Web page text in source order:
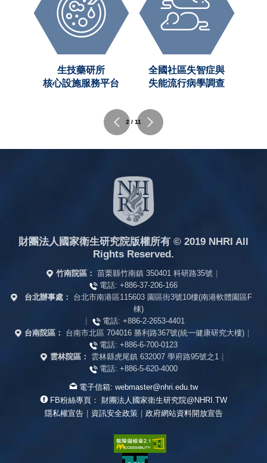
生技藥研所
核心設施服務平台
全國社區失智症與
失能流行病學調查
2 / 11
財團法人國家衛生研究院版權所有 © 2019 NHRI All
Rights Reserved.
竹南院區： 苗栗縣竹南鎮 350401 科研路35號 |
電話: +886-37-206-166
台北辦事處：
台北市南港區115603 園區街3號10樓(南港軟體園區F
棟)
|
電話: +886-2-2653-4401
台南院區：
台南市北區 704016 勝利路367號(統一健康研究大樓) |
電話: +886-6-700-0123
雲林院區：
雲林縣虎尾鎮 632007 學府路95號之1 |
電話: +886-5-620-4000
電子信箱: webmaster@nhri.edu.tw
FB粉絲專頁：
財團法人國家衛生研究院@NHRI.TW
隱私權宣告 | 資訊安全政策 | 政府網站資料開放宣告